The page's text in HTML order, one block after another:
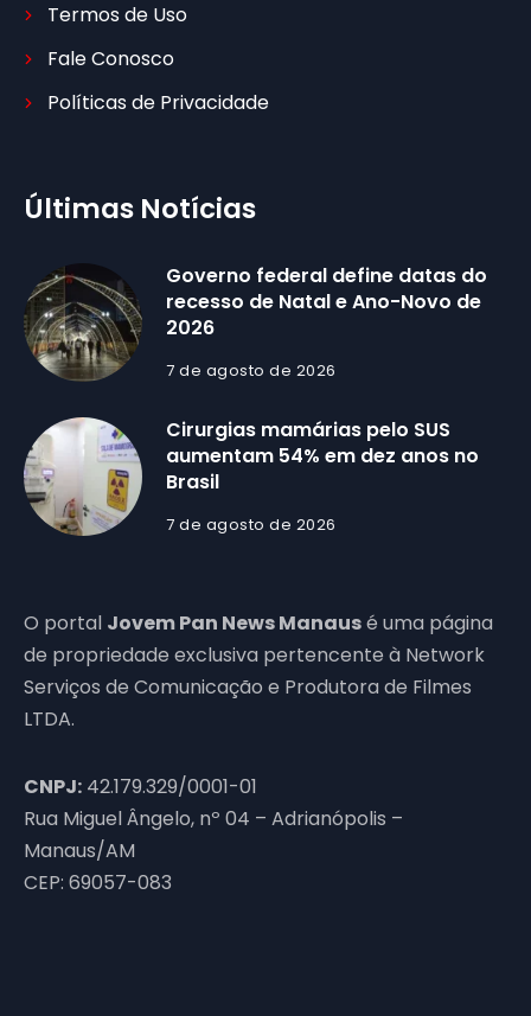
Termos de Uso
Fale Conosco
Políticas de Privacidade
Últimas Notícias
Governo federal define datas do
recesso de Natal e Ano-Novo de
2026
7 de agosto de 2026
Cirurgias mamárias pelo SUS
aumentam 54% em dez anos no
Brasil
7 de agosto de 2026
O portal Jovem Pan News Manausé uma página
de propriedade exclusiva pertencente à Network
Serviços de Comunicação e Produtora de Filmes
LTDA.
CNPJ: 42.179.329/0001-01
Rua Miguel Ângelo, nº 04 – Adrianópolis –
Manaus/AM
CEP: 69057-083